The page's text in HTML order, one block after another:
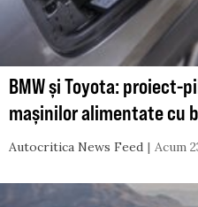
BMW și Toyota: proiect-
mașinilor alimentate cu
Autocritica News Feed Acum